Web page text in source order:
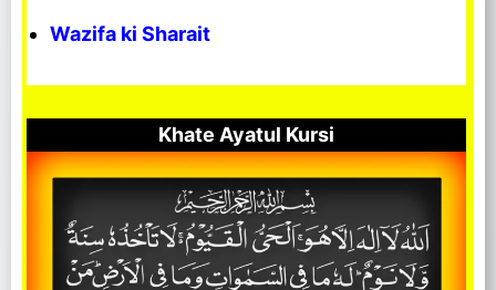
Wazifa ki Sharait
Khate Ayatul Kursi